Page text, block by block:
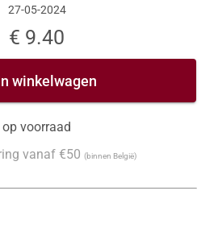
27-05-2024
€ 9.40
winkelwagen
op voorraad
vanaf €50 (binnen België)